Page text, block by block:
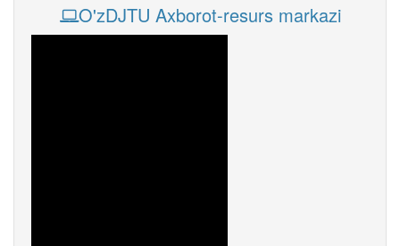
O'zDJTU Axborot-resurs markazi